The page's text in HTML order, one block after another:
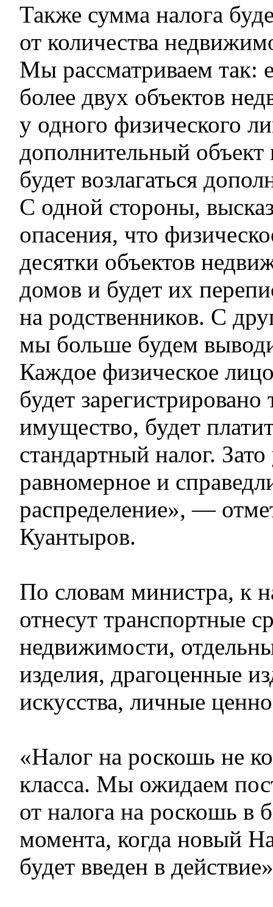
Также сумма налога
от количества
Мы рассматриваем так:
более двух объектов
у одного физического
дополнительный
будет возлагаться
С одной стороны,
опасения, что
десятки объектов
домов и будет их
на родственников. С
мы больше будем
Каждое физическое
будет
имущество, будет
стандартный налог. Зато
равномерное и
распределение», —
Куантыров.
По словам министра, к
отнесут транспортные
недвижимости,
изделия, драгоценные
искусства, личные
«Налог на роскошь не
класса. Мы ожидаем
от налога на роскошь в
момента, когда новый
будет введен в